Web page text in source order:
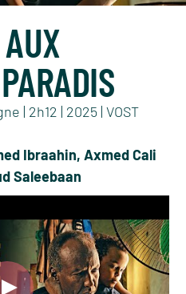
| 2h12 | 2025 | VOST
Ibraahin, Axmed Cali
Saleebaan